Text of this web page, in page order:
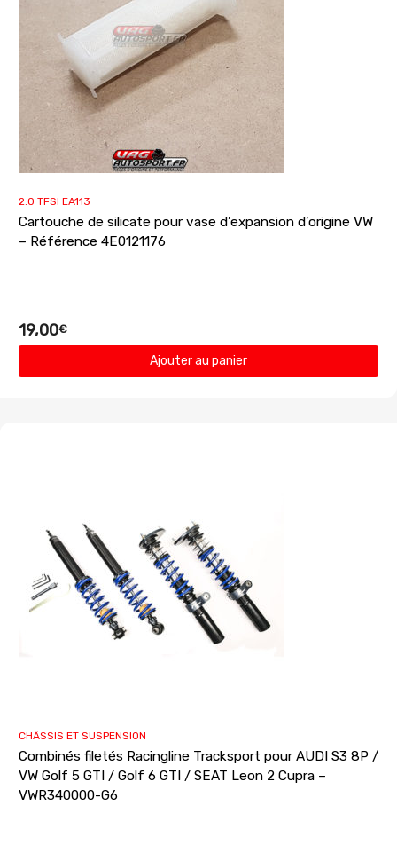
2.0 TFSI EA113
Cartouche de silicate pour vase d’expansion d’origine VW
– Référence 4E0121176
19,00€
Ajouter au panier
CHÂSSIS ET SUSPENSION
Combinés filetés Racingline Tracksport pour AUDI S3 8P /
VW Golf 5 GTI / Golf 6 GTI / SEAT Leon 2 Cupra –
VWR340000-G6